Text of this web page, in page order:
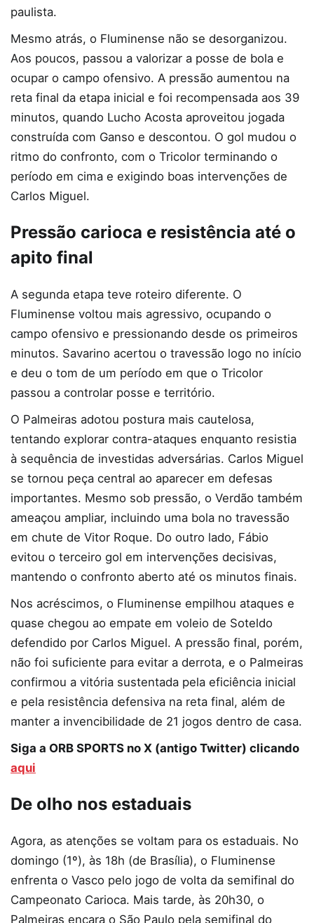
paulista.
Mesmo atrás, o Fluminense não se desorganizou.
Aos poucos, passou a valorizar a posse de bola e
ocupar o campo ofensivo. A pressão aumentou na
reta final da etapa inicial e foi recompensada aos 39
minutos, quando Lucho Acosta aproveitou jogada
construída com Ganso e descontou. O gol mudou o
ritmo do confronto, com o Tricolor terminando o
período em cima e exigindo boas intervenções de
Carlos Miguel.
Pressão carioca e resistência até o
apito final
A segunda etapa teve roteiro diferente. O
Fluminense voltou mais agressivo, ocupando o
campo ofensivo e pressionando desde os primeiros
minutos. Savarino acertou o travessão logo no início
e deu o tom de um período em que o Tricolor
passou a controlar posse e território.
O Palmeiras adotou postura mais cautelosa,
tentando explorar contra-ataques enquanto resistia
à sequência de investidas adversárias. Carlos Miguel
se tornou peça central ao aparecer em defesas
importantes. Mesmo sob pressão, o Verdão também
ameaçou ampliar, incluindo uma bola no travessão
em chute de Vitor Roque. Do outro lado, Fábio
evitou o terceiro gol em intervenções decisivas,
mantendo o confronto aberto até os minutos finais.
Nos acréscimos, o Fluminense empilhou ataques e
quase chegou ao empate em voleio de Soteldo
defendido por Carlos Miguel. A pressão final, porém,
não foi suficiente para evitar a derrota, e o Palmeiras
confirmou a vitória sustentada pela eficiência inicial
e pela resistência defensiva na reta final, além de
manter a invencibilidade de 21 jogos dentro de casa.
Siga a ORB SPORTS no X (antigo Twitter) clicando
aqui
De olho nos estaduais
Agora, as atenções se voltam para os estaduais. No
domingo (1º), às 18h (de Brasília), o Fluminense
enfrenta o Vasco pelo jogo de volta da semifinal do
Campeonato Carioca. Mais tarde, às 20h30, o
Palmeiras encara o São Paulo pela semifinal do